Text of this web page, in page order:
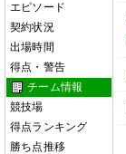
エピソード
契約状況
出場時間
得点・警告
チーム情報
競技場
得点ランキング
勝ち点推移